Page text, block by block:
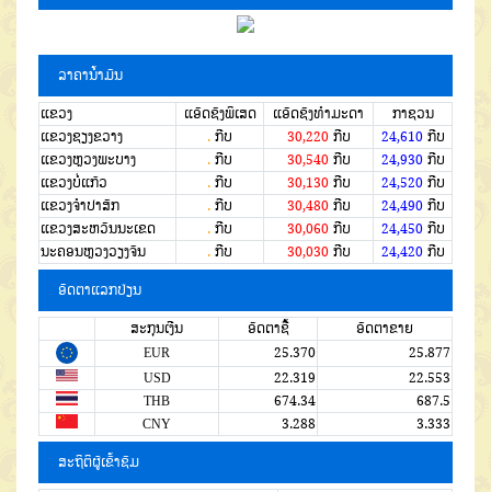
ລາຄານໍ້າມັນ
ແຂວງ ແອັດຊັງພິເສດ ແອັດຊັງທຳມະດາ
ກາຊວນ
ແຂວງຊຽງຂວາງ
. ກີບ 30,220ກີບ 24,610ກີບ
ແຂວງຫຼວງພະບາງ
. ກີບ 30,540ກີບ 24,930ກີບ
ແຂວງບໍ່ແກ້ວ
. ກີບ 30,130ກີບ 24,520ກີບ
ແຂວງຈໍາປາສັກ
. ກີບ 30,480ກີບ 24,490ກີບ
ແຂວງສະຫວັນນະເຂດ
. ກີບ 30,060ກີບ 24,450ກີບ
ນະຄອນຫຼວງວຽງຈັນ
. ກີບ 30,030ກີບ 24,420ກີບ
ອັດຕາແລກປ່ຽນ
ສະກຸນເງີນ ອັດຕາຊື້
ອັດຕາຂາຍ
EUR
25.370
25.877
USD
22.319
22.553
THB
674.34
687.5
CNY
3.288 3.333
ສະຖິຕິຜູ້ເຂົ້າຊົມ